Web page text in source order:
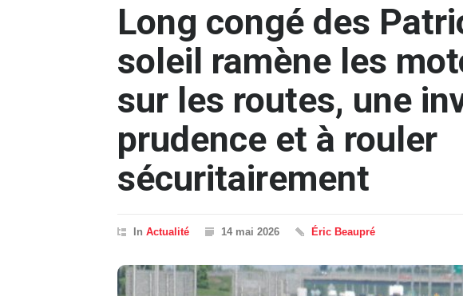
Long congé des
soleil ramène les
sur les routes, une
prudence et à rouler
sécuritairement
In Actualité 14 mai 2026 Éric Beaupré